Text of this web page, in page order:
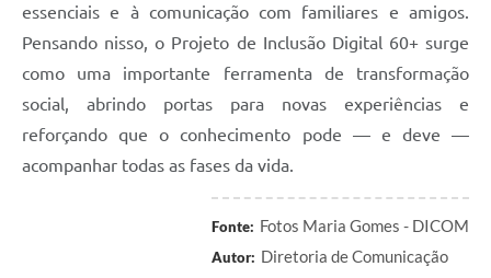
essenciais e à comunicação com familiares e amigos.
Pensando nisso, o Projeto de Inclusão Digital 60+ surge
como uma importante ferramenta de transformação
social, abrindo portas para novas experiências e
reforçando que o conhecimento pode — e deve —
acompanhar todas as fases da vida.
Fonte: Fotos Maria Gomes - DICOM
Autor: Diretoria de Comunicação